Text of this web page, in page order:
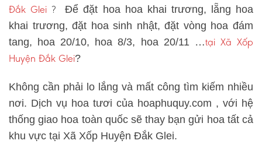
Đắk Glei ? Để đặt hoa hoa khai trương, lẵng hoa
khai trương, đặt hoa sinh nhật, đặt vòng hoa đám
tang, hoa 20/10, hoa 8/3, hoa 20/11 …tại Xã Xốp
Huyện Đắk Glei?
Không cần phải lo lắng và mất công tìm kiếm nhiều
nơi. Dịch vụ hoa tươi của hoaphuquy.com , với hệ
thống giao hoa toàn quốc sẽ thay bạn gửi hoa tất cả
khu vực tại Xã Xốp Huyện Đắk Glei.